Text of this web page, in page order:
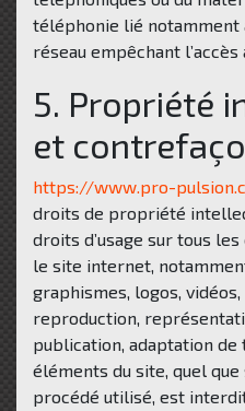
téléphonie lié notamment
réseau empêchant l’accès
5. Propriété
et
https://www.pro-
droits de propriété
droits d’usage sur tous
le site internet,
graphismes, logos,
reproduction,
publication, adaptation de
éléments du site, quel
procédé utilisé, est